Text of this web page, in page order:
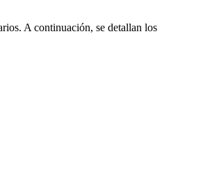
A continuación, se detallan los